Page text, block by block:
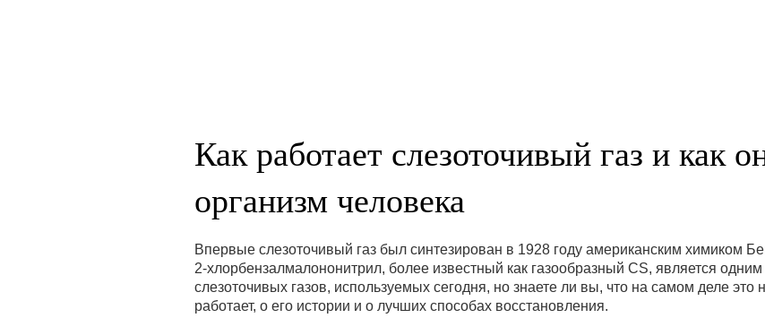
Как работает слезоточивый газ и как
организм человека
Впервые слезоточивый газ был синтезирован в 1928 году американским химиком
2-хлорбензалмалононитрил, более известный как газообразный CS, является
слезоточивых газов, используемых сегодня, но знаете ли вы, что на самом деле это
работает, о его истории и о лучших способах восстановления.